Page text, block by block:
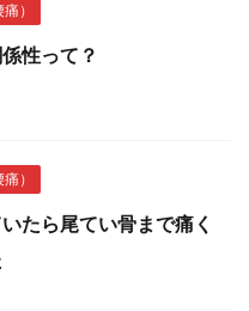
）
性って？
）
たら尾てい骨まで痛く